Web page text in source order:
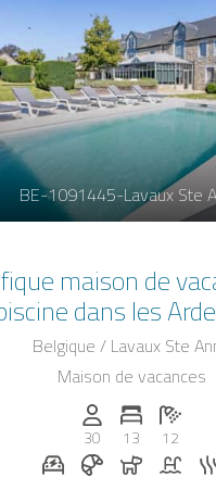
BE-1091445-Lavaux Ste
maison de
dans les
Belgique / Lavaux Ste
Maison de vacances
Personnes (max):
30
Nombre de
13
12
Station de
Petit-déjeuner
Chiens